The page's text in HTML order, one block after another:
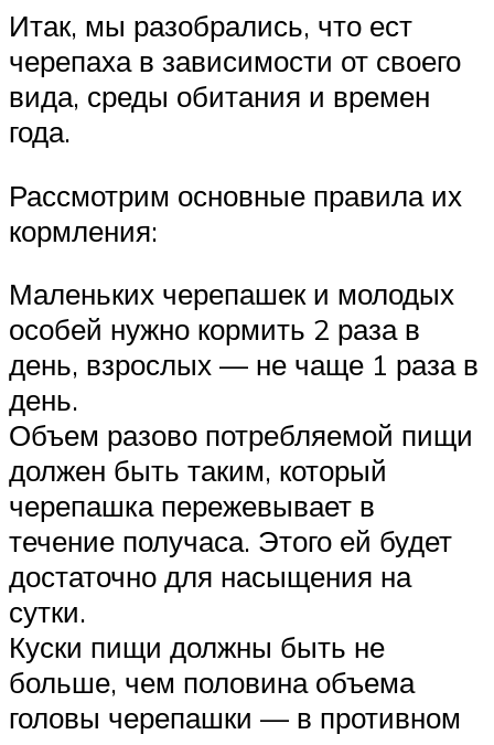
Итак, мы разобрались, что ест
черепаха в зависимости от своего
вида, среды обитания и времен
года.
Рассмотрим основные правила их
кормления:
Маленьких черепашек и молодых
особей нужно кормить 2 раза в
день, взрослых — не чаще 1 раза в
день.
Объем разово потребляемой пищи
должен быть таким, который
черепашка пережевывает в
течение получаса. Этого ей будет
достаточно для насыщения на
сутки.
Куски пищи должны быть не
больше, чем половина объема
головы черепашки — в противном